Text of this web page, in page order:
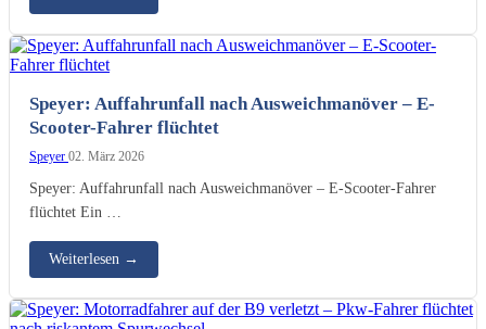
Speyer: Auffahrunfall nach Ausweichmanöver – E-
Scooter-Fahrer flüchtet
Speyer 02. März 2026
Speyer: Auffahrunfall nach Ausweichmanöver – E-Scooter-Fahrer
flüchtet Ein …
Weiterlesen →